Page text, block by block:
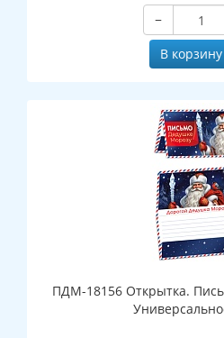
−
В корзину
ПДМ-18156 Открытка.